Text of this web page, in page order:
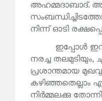
അഹമ്മദാബാദ്.
നിന്ന് ഓടി
ഇപ്പോൾ
നരച്ച തലമുടിയും,
പ്രശാന്തമായ
കഴിഞ്ഞതെല്ലാം
നിർമ്മലക്കു